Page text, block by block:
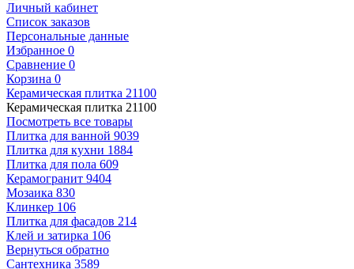
Личный кабинет
Список заказов
Персональные данные
Избранное 0
Сравнение 0
Корзина 0
Керамическая плитка 21100
Керамическая плитка 21100
Посмотреть все товары
Плитка для ванной 9039
Плитка для кухни 1884
Плитка для пола 609
Керамогранит 9404
Мозаика 830
Клинкер 106
Плитка для фасадов 214
Клей и затирка 106
Вернуться обратно
Сантехника 3589